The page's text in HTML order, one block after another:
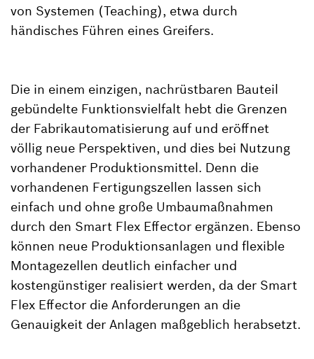
von Systemen (Teaching), etwa durch
händisches Führen eines Greifers.
Die in einem einzigen, nachrüstbaren Bauteil
gebündelte Funktionsvielfalt hebt die Grenzen
der Fabrikautomatisierung auf und eröffnet
völlig neue Perspektiven, und dies bei Nutzung
vorhandener Produktionsmittel. Denn die
vorhandenen Fertigungszellen lassen sich
einfach und ohne große Umbaumaßnahmen
durch den Smart Flex Effector ergänzen. Ebenso
können neue Produktionsanlagen und flexible
Montagezellen deutlich einfacher und
kostengünstiger realisiert werden, da der Smart
Flex Effector die Anforderungen an die
Genauigkeit der Anlagen maßgeblich herabsetzt.